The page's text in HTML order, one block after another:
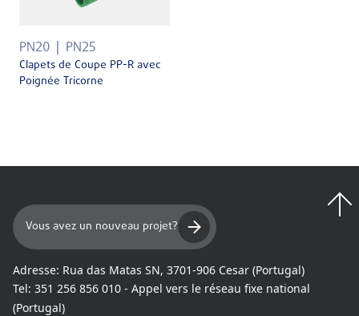
PN20 PN25
Clapets de Coupe PP-R avec
Poignée Tricorne
Vous avez un nouveau projet?
Adresse: Rua das Matas SN, 3701-906 Cesar (Portugal)
Tel: 351 256 856 010 - Appel vers le réseau fixe national
(Portugal)